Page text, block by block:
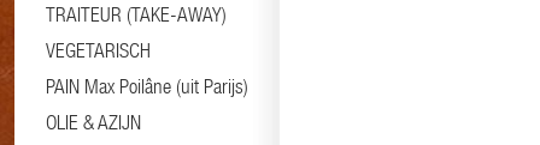
TRAITEUR (TAKE-AWAY)
VEGETARISCH
PAIN Max Poilâne (uit Parijs)
OLIE & AZIJN